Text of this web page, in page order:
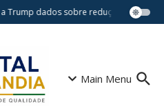
Trump dados sobre redução do
Main Menu